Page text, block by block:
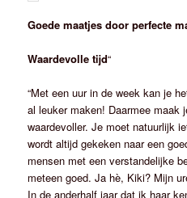
Goede maatjes door perfecte
Waardevolle tijd“
“Met een uur in de week kan je
al leuker maken! Daarmee maak
waardevoller. Je moet natuurlijk
wordt altijd gekeken naar een
mensen met een verstandelijke
meteen goed. Ja hè, Kiki? Mijn
In de anderhalf jaar dat ik haar